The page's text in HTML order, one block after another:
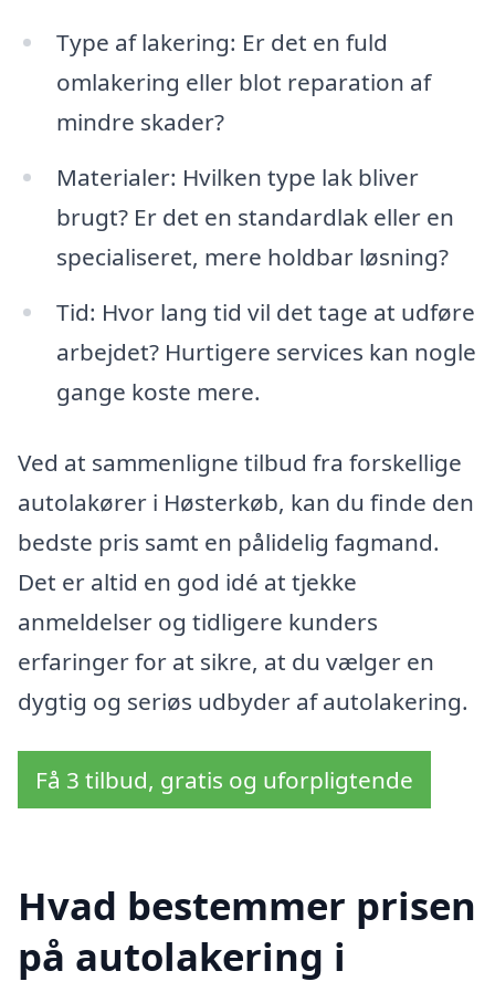
Type af lakering: Er det en fuld
omlakering eller blot reparation af
mindre skader?
Materialer: Hvilken type lak bliver
brugt? Er det en standardlak eller en
specialiseret, mere holdbar løsning?
Tid: Hvor lang tid vil det tage at udføre
arbejdet? Hurtigere services kan nogle
gange koste mere.
Ved at sammenligne tilbud fra forskellige
autolakører i Høsterkøb, kan du finde den
bedste pris samt en pålidelig fagmand.
Det er altid en god idé at tjekke
anmeldelser og tidligere kunders
erfaringer for at sikre, at du vælger en
dygtig og seriøs udbyder af autolakering.
Få 3 tilbud, gratis og uforpligtende
Hvad bestemmer prisen
på autolakering i